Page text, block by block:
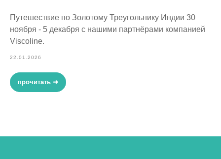
Путешествие по Золотому Треугольнику Индии 30
ноября - 5 декабря с нашими партнёрами компанией
Viscoline.
22.01.2026
прочитать ➜